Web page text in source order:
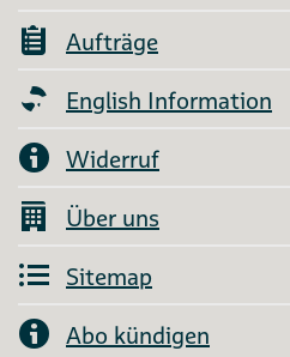
Aufträge
English Information
Widerruf
Über uns
Sitemap
Abo kündigen